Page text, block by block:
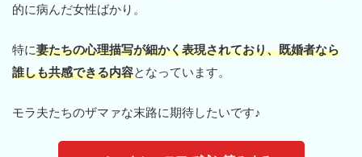
的に病んだ女性ばかり。
特に妻たちの心理描写が細かく表現されており、既婚者なら
誰しも共感できる内容となっています。
モラ夫たちのザマァな末路に期待したいです♪